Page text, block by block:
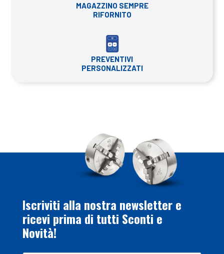
MAGAZZINO SEMPRE
RIFORNITO
PREVENTIVI
PERSONALIZZATI
Iscriviti alla nostra newsletter e
ricevi prima di tutti Sconti e
Novità!